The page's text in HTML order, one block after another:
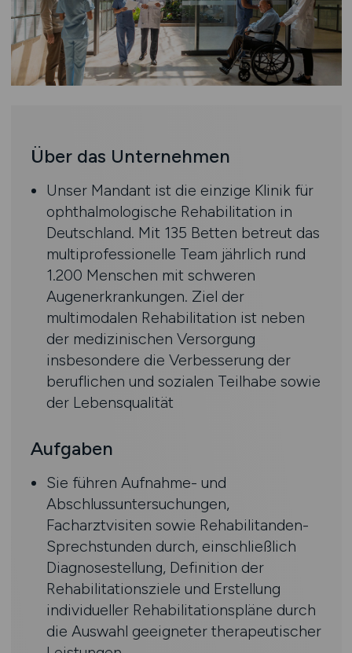
Über das Unternehmen
Unser Mandant ist die einzige Klinik für
ophthalmologische Rehabilitation in
Deutschland. Mit 135 Betten betreut das
multiprofessionelle Team jährlich rund
1.200 Menschen mit schweren
Augenerkrankungen. Ziel der
multimodalen Rehabilitation ist neben
der medizinischen Versorgung
insbesondere die Verbesserung der
beruflichen und sozialen Teilhabe sowie
der Lebensqualität
Aufgaben
Sie führen Aufnahme- und
Abschlussuntersuchungen,
Facharztvisiten sowie Rehabilitanden-
Sprechstunden durch, einschließlich
Diagnosestellung, Definition der
Rehabilitationsziele und Erstellung
individueller Rehabilitationspläne durch
die Auswahl geeigneter therapeutischer